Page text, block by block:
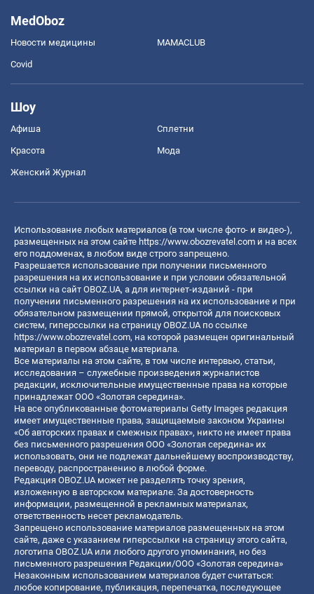
MedOboz
Новости медицины MAMACLUB
Covid
Шоу
Афиша Сплетни
Красота Мода
Женский Журнал
Использование любых материалов (в том числе фото- и видео-),
размещенных на этом сайте https://www.obozrevatel.com и на всех
его поддоменах, в любом виде строго запрещено.
Разрешается использование при получении письменного
разрешения на их использование и при условии обязательной
ссылки на сайт OBOZ.UA, а для интернет-изданий - при
получении письменного разрешения на их использование и при
обязательном размещении прямой, открытой для поисковых
систем, гиперссылки на страницу OBOZ.UA по ссылке
https://www.obozrevatel.com, на которой размещен оригинальный
материал в первом абзаце материала.
Все материалы на этом сайте, в том числе интервью, статьи,
исследования – служебные произведения журналистов
редакции, исключительные имущественные права на которые
принадлежат ООО «Золотая середина».
На все опубликованные фотоматериалы Getty Images редакция
имеет имущественные права, защищаемые законом Украины
«Об авторских правах и смежных правах», никто не имеет права
без письменного разрешения ООО «Золотая середина» их
использовать, они не подлежат дальнейшему воспроизводству,
переводу, распространению в любой форме.
Редакция OBOZ.UA может не разделять точку зрения,
изложенную в авторском материале. За достоверность
информации, размещенной в рекламных материалах,
ответственность несет рекламодатель.
Запрещено использование материалов размещенных на этом
сайте, даже с указанием гиперссылки на страницу этого сайта,
логотипа OBOZ.UA или любого другого упоминания, но без
письменного разрешения Редакции/ООО «Золотая середина»
Незаконным использованием материалов будет считаться:
любое копирование, публикация, перепечатка, последующее